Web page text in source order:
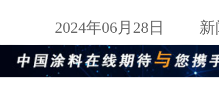
2024年06月28日 新